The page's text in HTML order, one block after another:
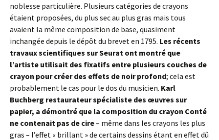
noblesse particulière. Plusieurs catégories de crayons
étaient proposées, du plus sec au plus gras mais tous
avaient la même composition de base, quasiment
inchangée depuis le dépôt du brevet en 1795. Les récents
travaux scientifiques sur Seurat ont montré que
l’artiste utilisait des fixatifs entre plusieurs couches de
crayon pour créer des effets de noir profond; cela est
probablement le cas pour le dos du musicien. Karl
Buchberg restaurateur spécialiste des œuvres sur
papier, a démontré que la composition du crayon Conté
ne contenait pas de cire– même dans les crayons les plus
gras – l’effet « brillant » de certains dessins étant en effet dû